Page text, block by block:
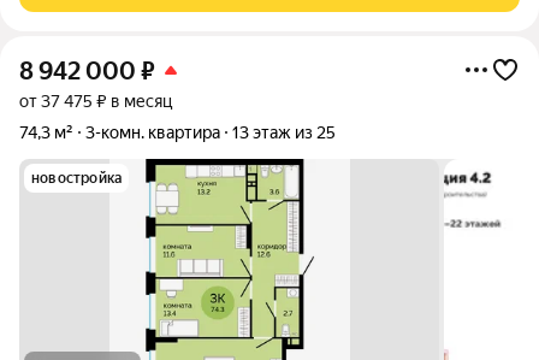
8 942 000 ₽
от 37 475 ₽ в месяц
74,3 м²
3-комн. квартира 13 этаж из 25
новостройка